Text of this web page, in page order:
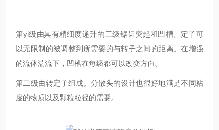
第yi级由具有精细度递升的三级锯齿突起和凹槽。定子可
以无限制的被调整到所需要的与转子之间的距离。在增强
的流体湍流下，凹槽在每级都可以改变方向。
第二级由转定子组成。分散头的设计也很好地满足不同粘
度的物质以及颗粒粒径的需要。